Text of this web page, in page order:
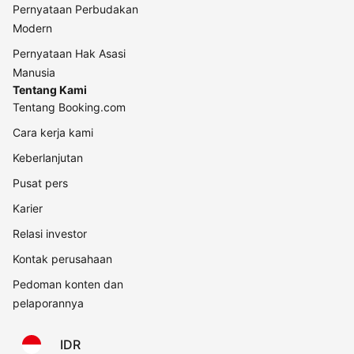
Pernyataan Perbudakan
Modern
Pernyataan Hak Asasi
Manusia
Tentang Kami
Tentang Booking.com
Cara kerja kami
Keberlanjutan
Pusat pers
Karier
Relasi investor
Kontak perusahaan
Pedoman konten dan
pelaporannya
IDR